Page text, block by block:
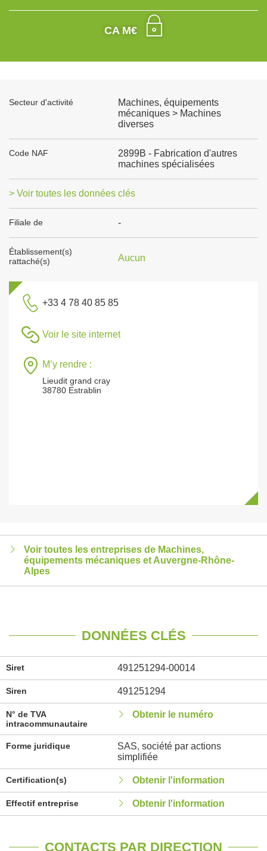
CA M€
Secteur d'activité
Machines, équipements
mécaniques > Machines
diverses
Code NAF
2899B - Fabrication d'autres
machines spécialisées
> Voir toutes les données clés
Filiale de -
Établissement(s)
rattaché(s)
Aucun
+33 4 78 40 85 85
Voir le site internet
M’y rendre :
Lieudit grand cray
38780 Estrablin
Voir toutes les entreprises de Machines,
équipements mécaniques et Auvergne-Rhône-
Alpes
DONNÉES CLÉS
Siret 491251294-00014
Siren 491251294
N° de TVA
intracommunautaire
Obtenir le numéro
Forme juridique
SAS, société par actions
simplifiée
Certification(s) Obtenir l'information
Effectif entreprise Obtenir l'information
CONTACTS PAR DIRECTION